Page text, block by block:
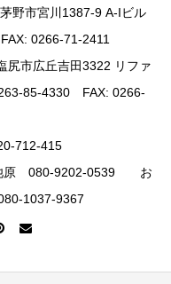
市宮川1387-9 A-Iビル
0266-71-2411
尻市広丘吉田3322 リファ
85-4330 FAX: 0266-
712-415
池原 080-9202-0539 お
1037-9367